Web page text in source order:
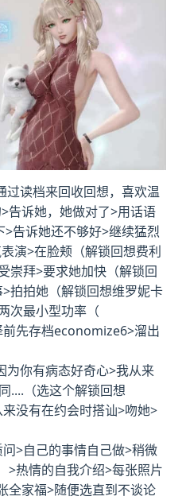
读档来回收回想，喜欢温
告诉她，她做对了>用话语
告诉她还不够好>继续猛烈
演>在脸颊（解锁回想费利
崇拜>要求她加快（解锁回
拍拍她（解锁回想维罗妮卡
次最小型功率（
先存档economize6>溜出
你有病态好奇心>我从来
....（选这个解锁回想
没有在约会时搭讪>吻她>
>自己的事情自己做>稍微
>热情的自我介绍>每张照片
全家福>随便选直到不谈论